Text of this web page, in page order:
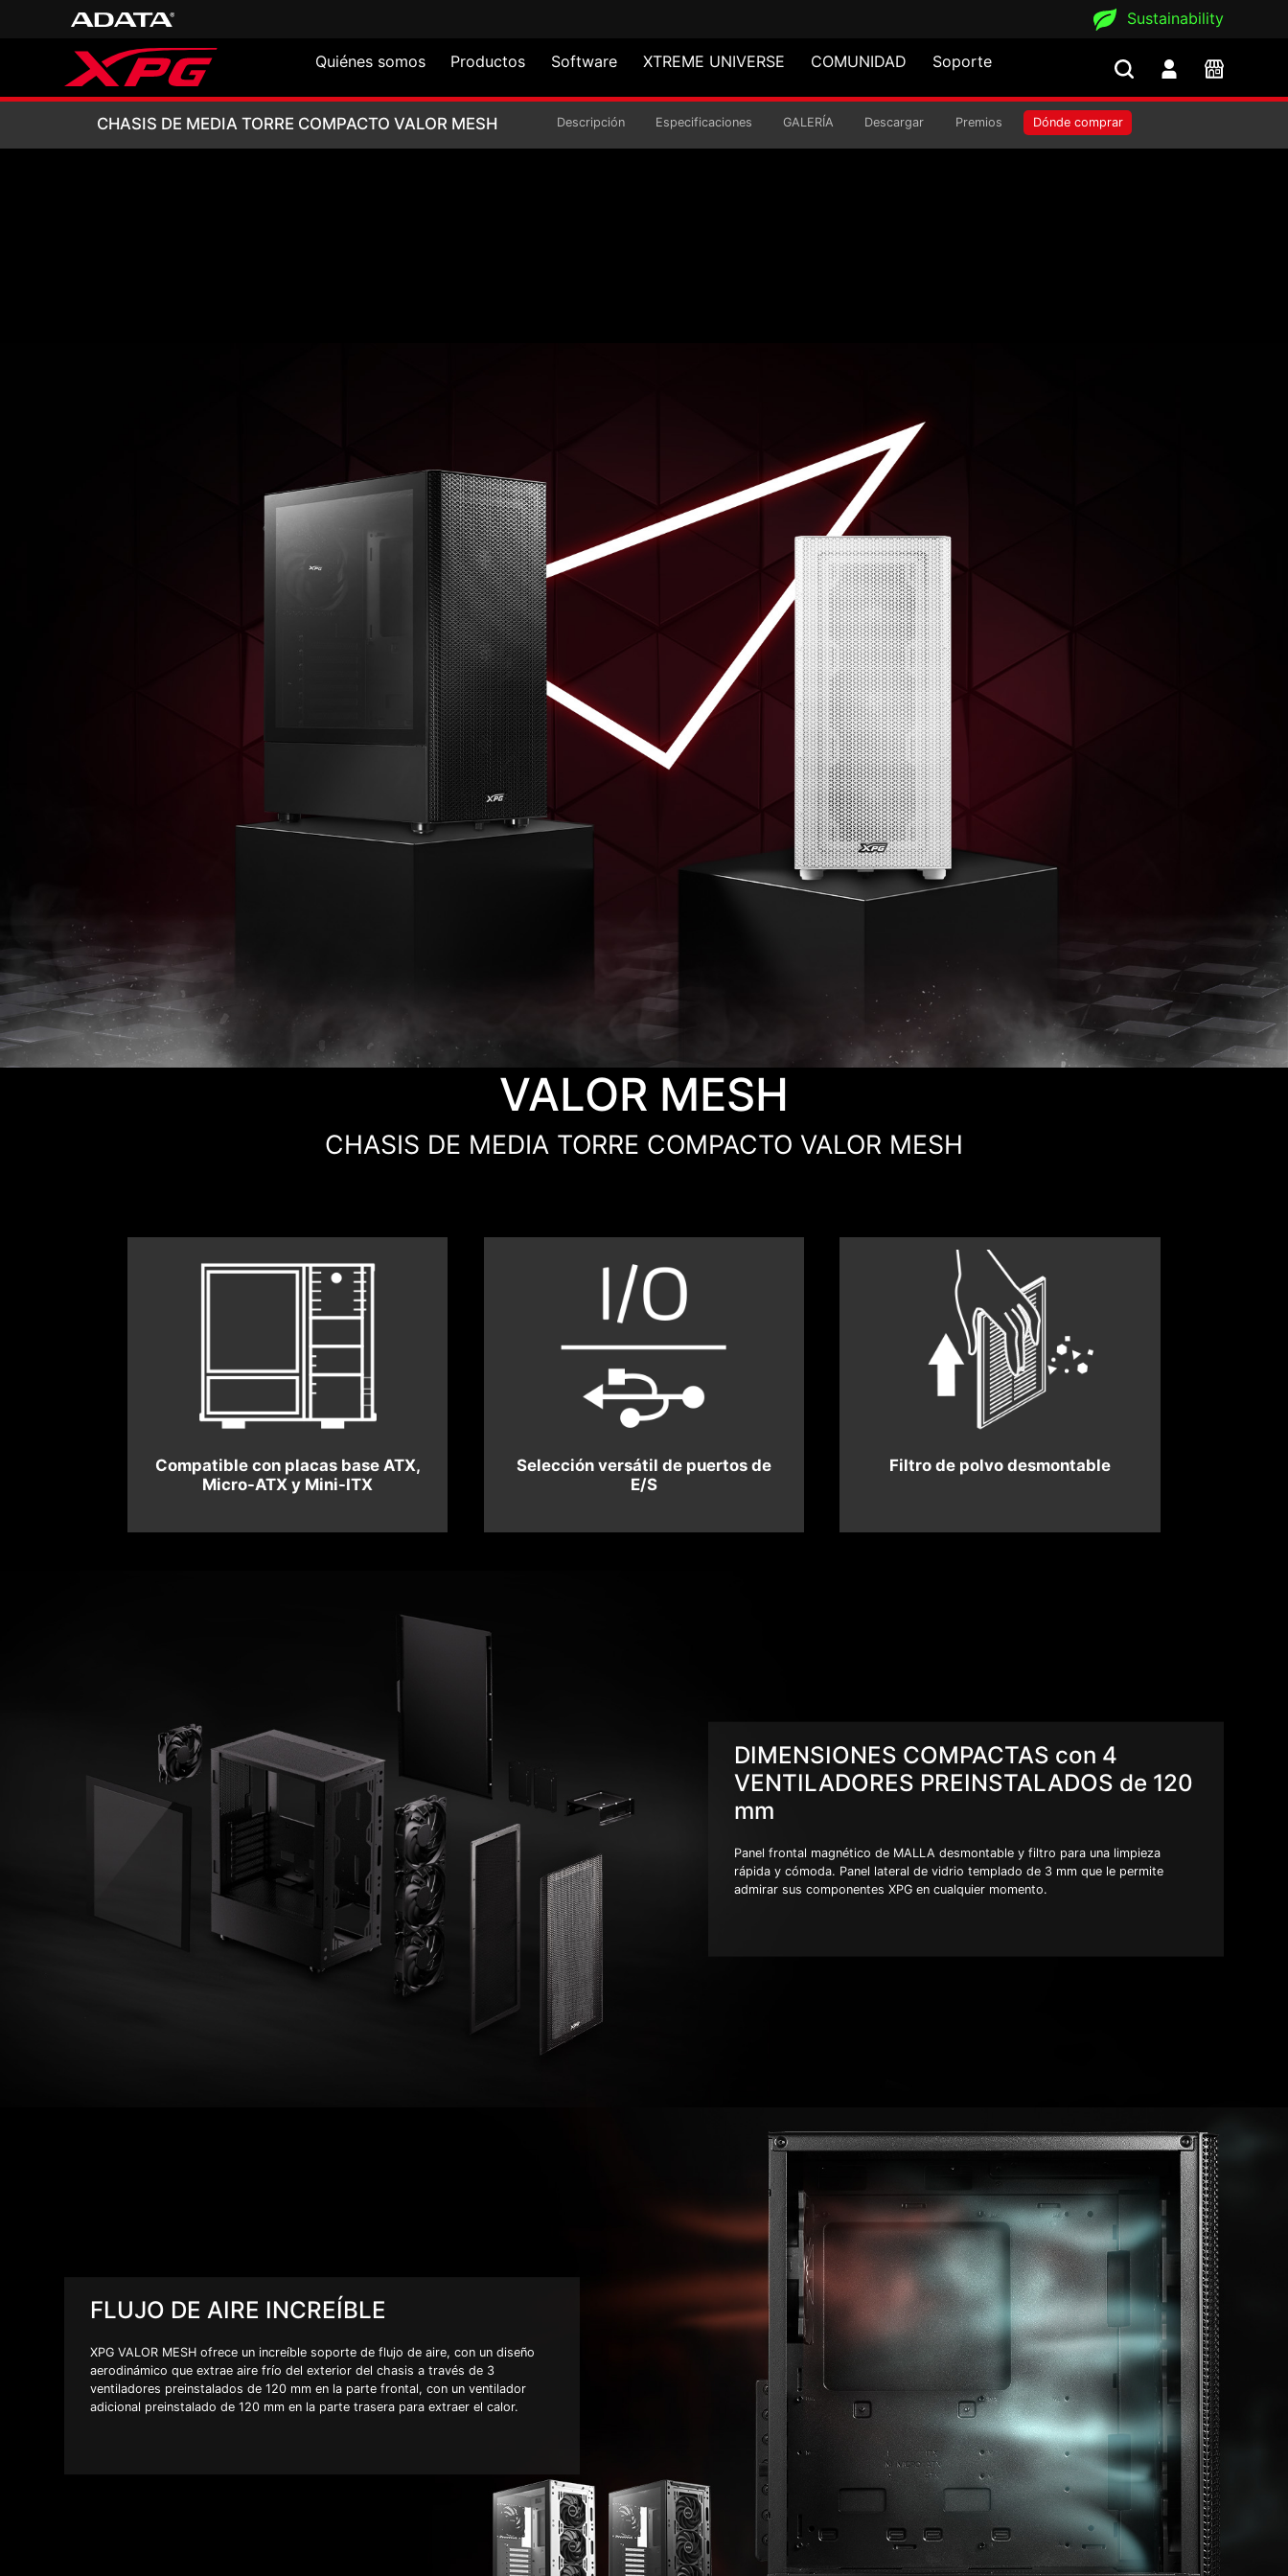
Sustainability
Quiénes somos Productos Software XTREME UNIVERSE COMUNIDAD Soporte
CHASIS DE MEDIA TORRE COMPACTO VALOR MESH
CHASIS DE MEDIA TORRE COMPACTO VALOR MESH Descripción Especificaciones GALERÍA Descargar Premios Dónde comprar
VALOR MESH
CHASIS DE MEDIA TORRE COMPACTO VALOR MESH
Compatible con placas base ATX,
Micro-ATX y Mini-ITX
Selección versátil de puertos de
E/S
Filtro de polvo desmontable
DIMENSIONES COMPACTAS con 4
VENTILADORES PREINSTALADOS de 120
mm
Panel frontal magnético de MALLA desmontable y filtro para una limpieza
rápida y cómoda. Panel lateral de vidrio templado de 3 mm que le permite
admirar sus componentes XPG en cualquier momento.
FLUJO DE AIRE INCREÍBLE
XPG VALOR MESH ofrece un increíble soporte de flujo de aire, con un diseño
aerodinámico que extrae aire frío del exterior del chasis a través de 3
ventiladores preinstalados de 120 mm en la parte frontal, con un ventilador
adicional preinstalado de 120 mm en la parte trasera para extraer el calor.